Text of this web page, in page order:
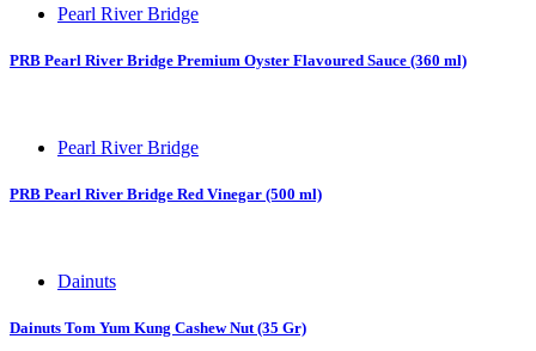
Pearl River Bridge
PRB Pearl River Bridge Premium Oyster Flavoured Sauce (360 ml)
Pearl River Bridge
PRB Pearl River Bridge Red Vinegar (500 ml)
Dainuts
Dainuts Tom Yum Kung Cashew Nut (35 Gr)